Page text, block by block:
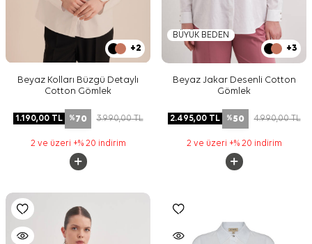
+2
Beyaz Kolları Büzgü Detaylı
Cotton Gömlek
1.190,00TL %70 3.990,00TL
2 ve üzeri +% 20 indirim
BÜYÜK BEDEN
+3
Beyaz Jakar Desenli Cotton
Gömlek
2.495,00TL %50 4.990,00TL
2 ve üzeri +% 20 indirim